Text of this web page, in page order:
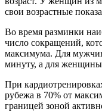
свои возрастные
Во время разминки
число сокращений,
максимума. Для
минуту, а для женщины
При
рубежа в 70% от
границей зоной